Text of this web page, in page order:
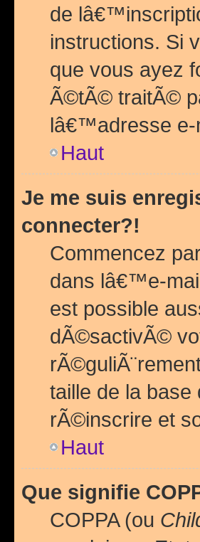
de
instructions. Si
que vous ayez
Ã©tÃ© traitÃ©
lâ€™adresse e-
Haut
Je me suis
connecter?!
Commencez
dans lâ€™e-
est possible
dÃ©sactivÃ©
taille de la
rÃ©inscrire et
Haut
Que signifie
COPPA (ou